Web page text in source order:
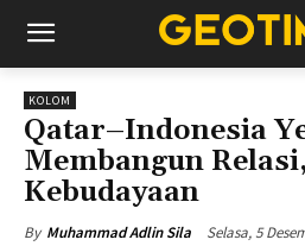
KOLOM
Qatar–Indonesia
Membangun
Kebudayaan
By Muhammad Adlin Sila Selasa, 5